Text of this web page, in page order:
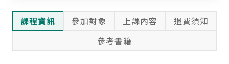
課程資訊 參加對象 上課內容
退費須知
參考書籍